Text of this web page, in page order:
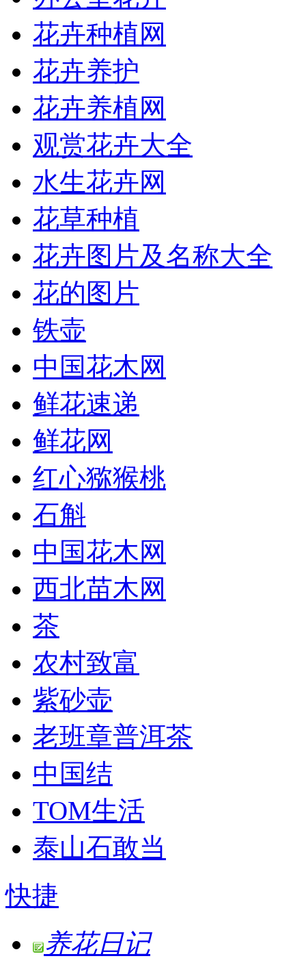
花卉种植网
花卉养护
花卉养植网
观赏花卉大全
水生花卉网
花草种植
花卉图片及名称大全
花的图片
铁壶
中国花木网
鲜花速递
鲜花网
红心猕猴桃
石斛
中国花木网
西北苗木网
茶
农村致富
紫砂壶
老班章普洱茶
中国结
TOM生活
泰山石敢当
快捷
养花日记